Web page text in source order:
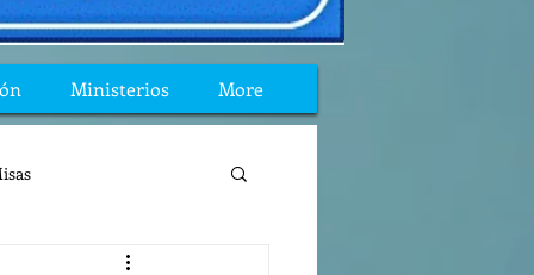
Ministerios More